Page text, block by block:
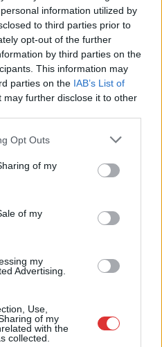
information utilized by
to third parties prior to
opt-out of the further
by third parties on the
This information may
parties on the IAB’s List of
may further disclose it to other
uses one or more Google
behaviour. You may click to
and its third-party tags to
purposes in below Google
Opt Outs
of my
of my
my
Advertising.
Use,
of my
with the
collected.
iván , erőszak,feljelentés,
kozma rozália,szabó csaba
árulta el, hogy a
adták át a Hétszínvirág
gyermeknek tudnak
környezetet nyújtani a
tervek szerint. Az